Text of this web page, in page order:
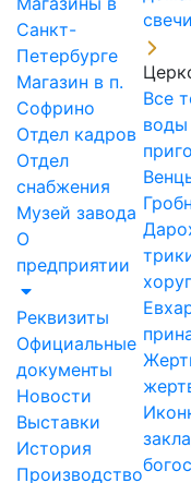
Санкт-
Петербурге
Магазин в п.
Софрино
Отдел кадров
Отдел
снабжения
Музей завода
О
предприятии
Реквизиты
Официальные
документы
Новости
Выставки
История
Производство
свечи
Все
воды